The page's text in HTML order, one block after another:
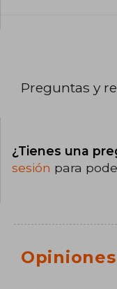
Preguntas y
¿Tienes una
sesión para